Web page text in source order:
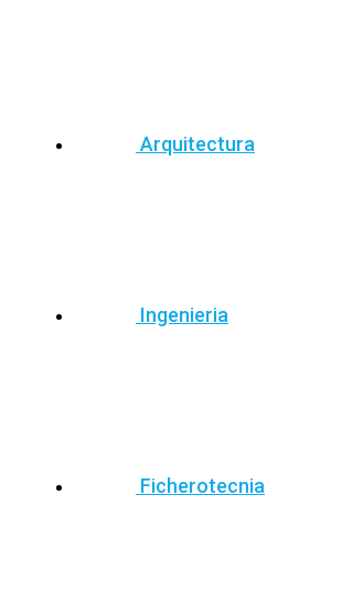
Arquitectura
Ingenieria
Ficherotecnia